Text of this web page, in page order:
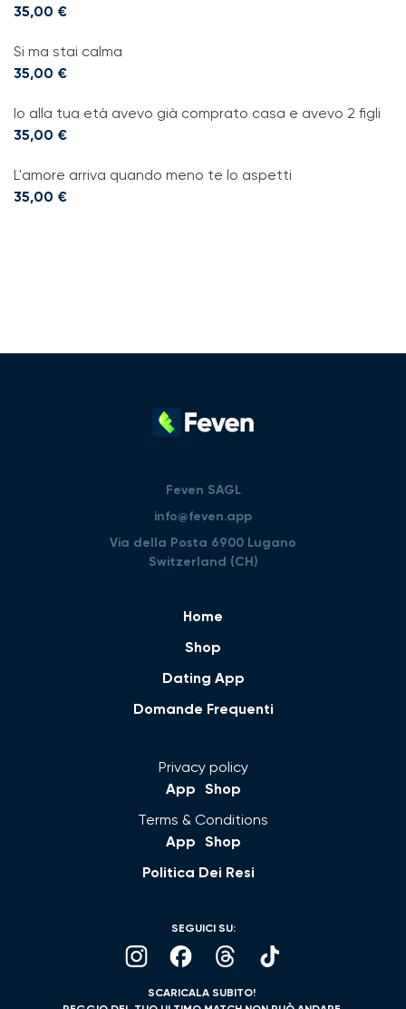
35,00 €
Si ma stai calma
35,00 €
Io alla tua età avevo già comprato casa e avevo 2 figli
35,00 €
L'amore arriva quando meno te lo aspetti
35,00 €
Feven SAGL
info@feven.app
Via della Posta 6900 Lugano
Switzerland (CH)
Home
Shop
Dating App
Domande Frequenti
Privacy policy
App Shop
Terms & Conditions
App Shop
Politica Dei Resi
SEGUICI SU:
SCARICALA SUBITO!